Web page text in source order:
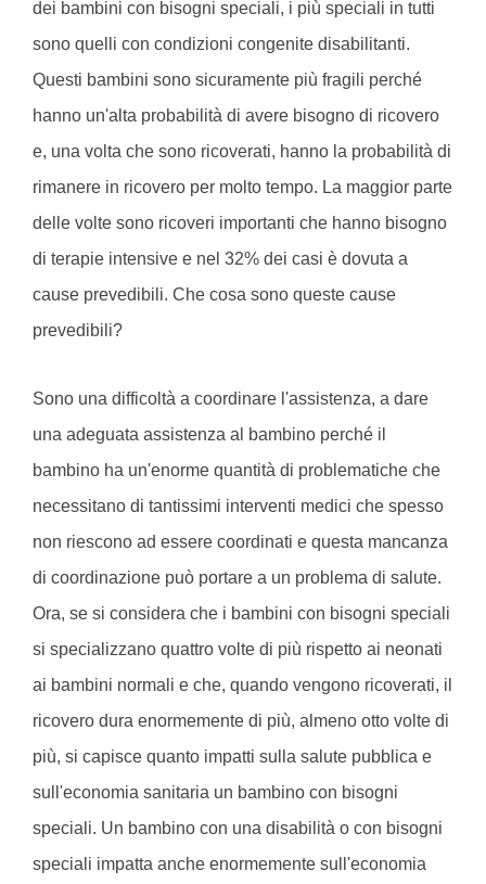
dei bambini con bisogni speciali, i più speciali in tutti
sono quelli con condizioni congenite disabilitanti.
Questi bambini sono sicuramente più fragili perché
hanno un'alta probabilità di avere bisogno di ricovero
e, una volta che sono ricoverati, hanno la probabilità di
rimanere in ricovero per molto tempo. La maggior parte
delle volte sono ricoveri importanti che hanno bisogno
di terapie intensive e nel 32% dei casi è dovuta a
cause prevedibili. Che cosa sono queste cause
prevedibili?
Sono una difficoltà a coordinare l'assistenza, a dare
una adeguata assistenza al bambino perché il
bambino ha un'enorme quantità di problematiche che
necessitano di tantissimi interventi medici che spesso
non riescono ad essere coordinati e questa mancanza
di coordinazione può portare a un problema di salute.
Ora, se si considera che i bambini con bisogni speciali
si specializzano quattro volte di più rispetto ai neonati
ai bambini normali e che, quando vengono ricoverati, il
ricovero dura enormemente di più, almeno otto volte di
più, si capisce quanto impatti sulla salute pubblica e
sull'economia sanitaria un bambino con bisogni
speciali. Un bambino con una disabilità o con bisogni
speciali impatta anche enormemente sull'economia